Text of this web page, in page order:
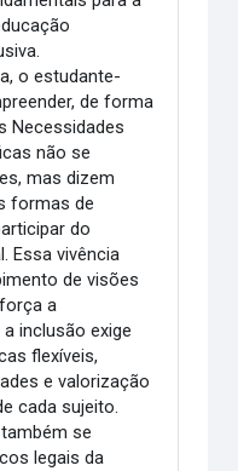
o estudante-
de forma
Necessidades
não se
mas dizem
formas de
do
Essa vivência
de visões
a
inclusão exige
flexíveis,
e valorização
cada sujeito.
se
legais da